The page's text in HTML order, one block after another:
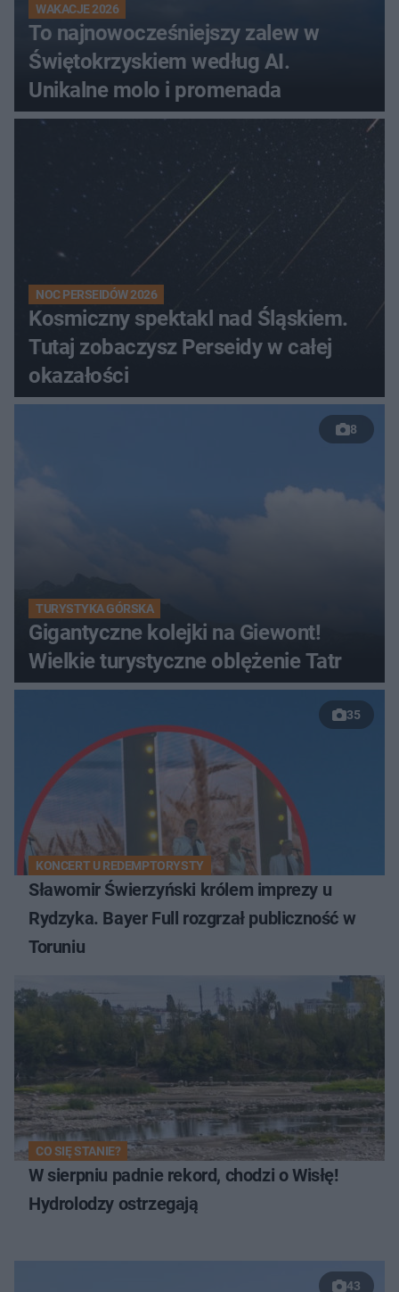
WAKACJE 2026
To najnowocześniejszy zalew w
Świętokrzyskiem według AI.
Unikalne molo i promenada
NOC PERSEIDÓW 2026
Kosmiczny spektakl nad Śląskiem.
Tutaj zobaczysz Perseidy w całej
okazałości
8
TURYSTYKA GÓRSKA
Gigantyczne kolejki na Giewont!
Wielkie turystyczne oblężenie Tatr
35
KONCERT U REDEMPTORYSTY
Sławomir Świerzyński królem imprezy u
Rydzyka. Bayer Full rozgrzał publiczność w
Toruniu
CO SIĘ STANIE?
W sierpniu padnie rekord, chodzi o Wisłę!
Hydrolodzy ostrzegają
43